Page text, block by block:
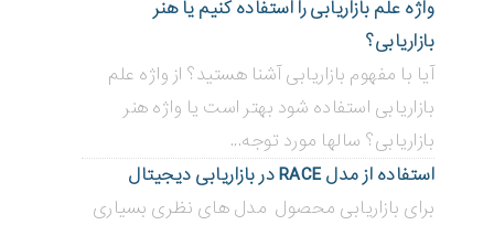
واژه علم بازاریابی را استفاده کنیم یا هنر
بازاریابی؟
آیا با مفهوم بازاریابی آشنا هستید؟ از واژه علم
بازاریابی استفاده شود بهتر است یا واژه هنر
بازاریابی؟ سالها مورد توجه...
استفاده از مدل RACE در بازاریابی دیجیتال
برای بازاریابی محصول مدل های نظری بسیاری